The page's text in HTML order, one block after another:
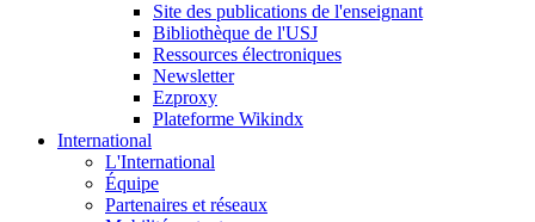
Site des publications de l'enseignant
Bibliothèque de l'USJ
Ressources électroniques
Newsletter
Ezproxy
Plateforme Wikindx
International
L'International
Équipe
Partenaires et réseaux